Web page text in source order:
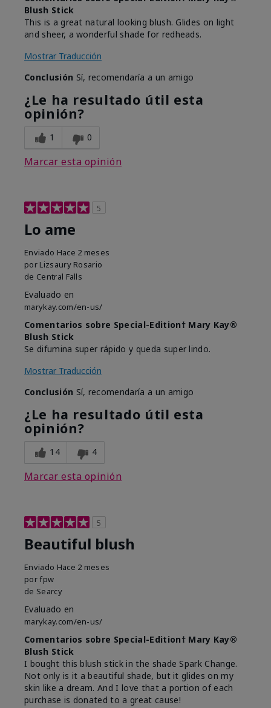
Blush Stick
This is a great natural looking blush. Glides on light
and sheer, a wonderful shade for redheads.
Mostrar Traducción
Conclusión Sí, recomendaría a un amigo
¿Le ha resultado útil esta
opinión?
1 0
Marcar esta opinión
5
Lo ame
Enviado Hace 2 meses
por Lizsaury Rosario
de Central Falls
Evaluado en
marykay.com/en-us/
Comentarios sobre Special-Edition† Mary Kay®
Blush Stick
Se difumina super rápido y queda super lindo.
Mostrar Traducción
Conclusión Sí, recomendaría a un amigo
¿Le ha resultado útil esta
opinión?
14 4
Marcar esta opinión
5
Beautiful blush
Enviado Hace 2 meses
porfpw
de Searcy
Evaluado en
marykay.com/en-us/
Comentarios sobre Special-Edition† Mary Kay®
Blush Stick
I bought this blush stick in the shade Spark Change.
Not only is it a beautiful shade, but it glides on my
skin like a dream. And I love that a portion of each
purchase is donated to a great cause!